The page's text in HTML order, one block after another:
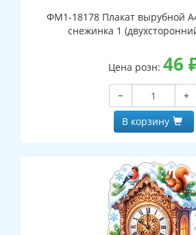
ФМ1-18178 Плакат вырубной
снежинка 1
Цена розн: 46
−
+
В корзину